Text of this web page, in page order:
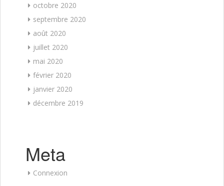
octobre 2020
septembre 2020
août 2020
juillet 2020
mai 2020
février 2020
janvier 2020
décembre 2019
Meta
Connexion